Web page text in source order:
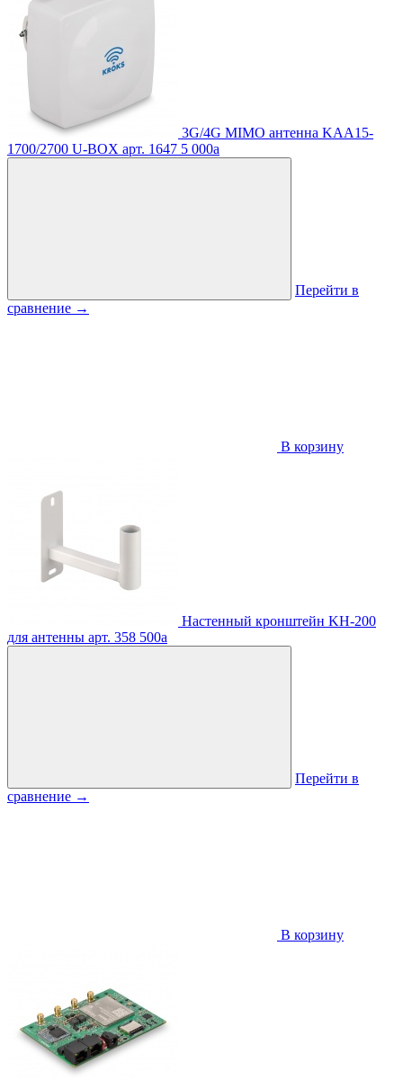
3G/4G MIMO антенна KAA15-
1700/2700 U-BOX арт. 1647 5 000a
Перейти в
сравнение →
В корзину
Настенный кронштейн KH-200
для антенны арт. 358 500a
Перейти в
сравнение →
В корзину